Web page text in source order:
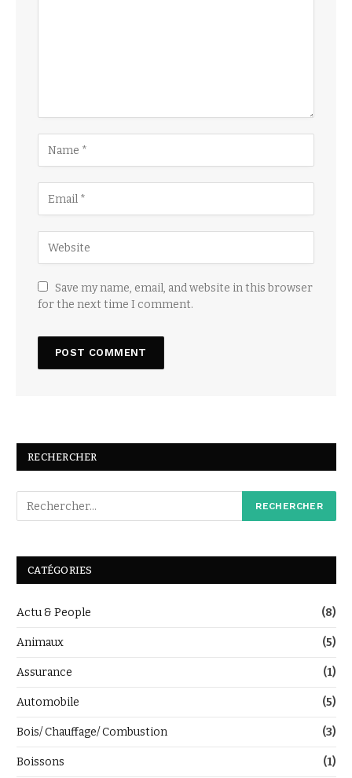
Save my name, email, and website in this browser
for the next time I comment.
RECHERCHER
CATÉGORIES
Actu & People (8)
Animaux (5)
Assurance (1)
Automobile (5)
Bois/ Chauffage/ Combustion (3)
Boissons (1)